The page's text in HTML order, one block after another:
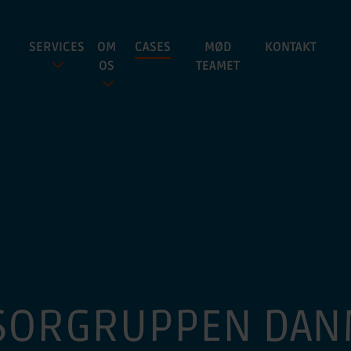
SERVICES
OM
OS
CASES
MØD
TEAMET
KONTAKT